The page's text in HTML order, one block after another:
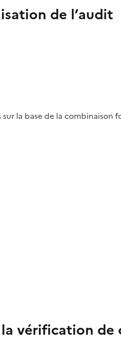
de l’audit
la base de la combinaison
vérification